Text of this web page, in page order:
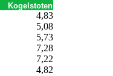
Kogelstoten
4,83
5,08
5,73
7,28
7,22
4,82